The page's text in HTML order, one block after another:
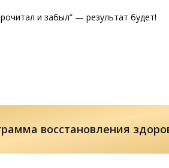
и забыл” — результат будет!
восстановления